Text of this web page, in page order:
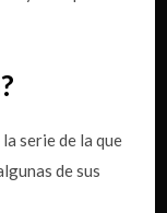
serie de la que
de sus